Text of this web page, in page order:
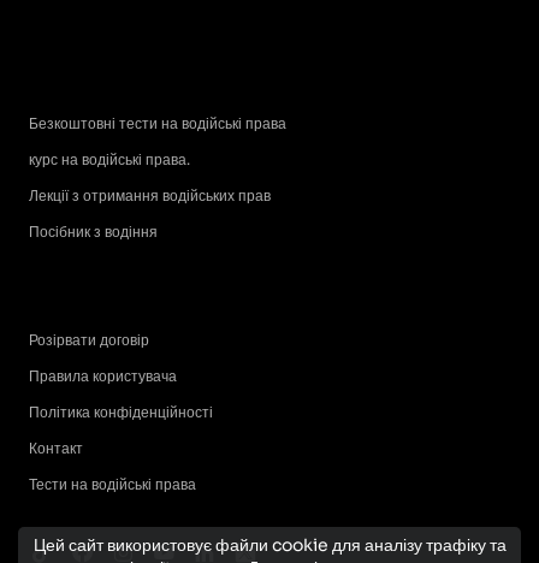
Безкоштовні тести на водійські права
курс на водійські права.
Лекції з отримання водійських прав
Посібник з водіння
Розірвати договір
Правила користувача
Політика конфіденційності
Контакт
Тести на водійські права
Цей сайт використовує файли cookie для аналізу трафіку та